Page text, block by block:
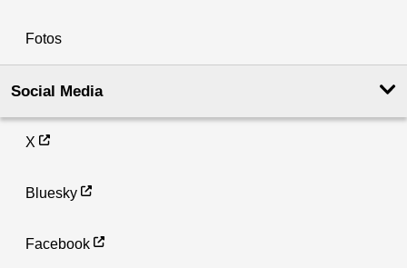
Fotos
Social Media
X
Bluesky
Facebook